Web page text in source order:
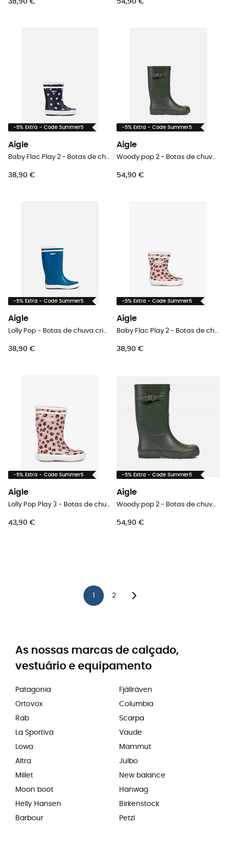
38,90 € 54,90 €
-5% Extra - Code Summer5
Aigle
Baby Flac Play 2 - Botas de chuva criança
38,90 €
-5% Extra - Code Summer5
Aigle
Woody pop 2 - Botas de chuva criança
54,90 €
-5% Extra - Code Summer5
Aigle
Lolly Pop - Botas de chuva criança
38,90 €
-5% Extra - Code Summer5
Aigle
Baby Flac Play 2 - Botas de chuva criança
38,90 €
-5% Extra - Code Summer5
Aigle
Lolly Pop Play 3 - Botas de chuva criança
43,90 €
-5% Extra - Code Summer5
Aigle
Woody pop 2 - Botas de chuva criança
54,90 €
2
As nossas marcas de calçado,
vestuário e equipamento
Patagonia
Ortovox
Rab
La Sportiva
Lowa
Altra
Millet
Moon boot
Helly Hansen
Barbour
Fjällräven
Columbia
Scarpa
Vaude
Mammut
Julbo
New balance
Hanwag
Birkenstock
Petzl